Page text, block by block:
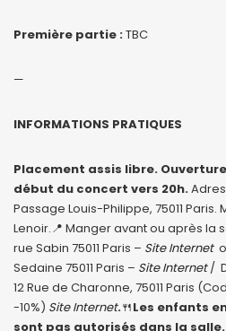
Première partie :TBC
—
INFORMATIONS PRATIQUES
Placement assis libre.
début du concert vers 20h.
Passage Louis-Philippe, 75011
Lenoir.📍 Manger avant ou après la
rue Sabin 75011 Paris – Site Internet
Sedaine 75011 Paris – Site Internet/
12 Rue de Charonne, 75011 Paris
-10%) Site Internet.🍴Les enfants
sont pas autorisés dans la